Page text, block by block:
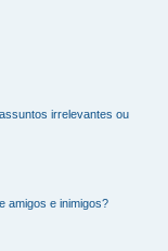
irrelevantes ou
amigos e inimigos?